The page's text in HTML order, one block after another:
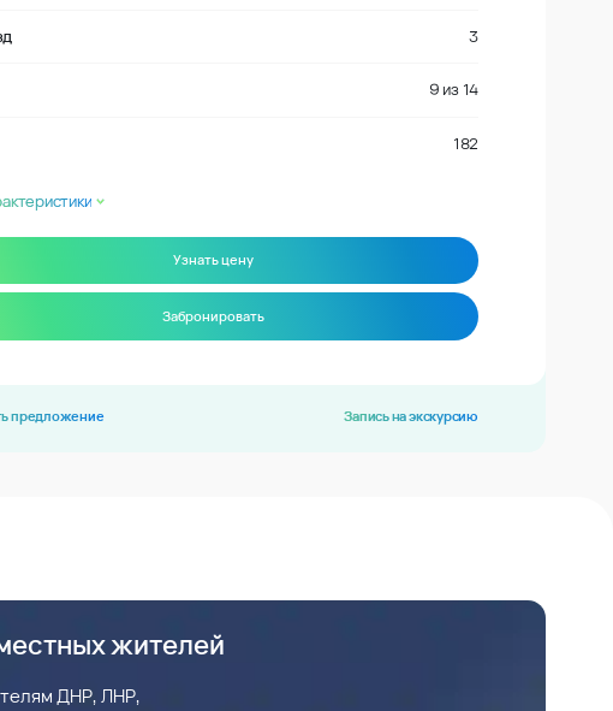
3
9 из 14
182
Узнать цену
Забронировать
предложение Запись на экскурсию
жителей
ДНР, ЛНР,